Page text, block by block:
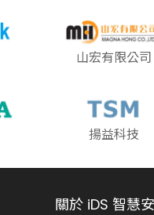
山宏有限公司
揚益科技
關於 iDS 智慧